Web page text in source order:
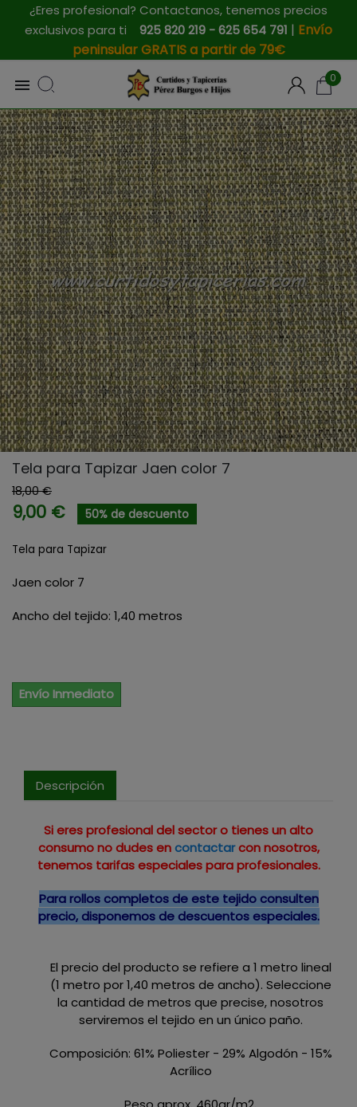
¿Eres profesional? Contactanos, tenemos precios
exclusivos para ti 925 820 219 - 625 654 791 | Envío
peninsular GRATIS a partir de 79€
 0
Tela para Tapizar Jaen color 7
18,00 €
9,00 € 50% de descuento
Tela para Tapizar
Jaen color 7
Ancho del tejido: 1,40 metros
Envío Inmediato
Descripción
Si eres profesional del sector o tienes un alto
consumo no dudes encontactarcon nosotros,
tenemos tarifas especiales para profesionales.
Para rollos completos de este tejido consulten
precio, disponemos de descuentos especiales.
El precio del producto se refiere a 1 metro lineal
(1 metro por 1,40 metros de ancho). Seleccione
la cantidad de metros que precise, nosotros
serviremos el tejido en un único paño.
Composición: 61% Poliester - 29% Algodón - 15%
Acrílico